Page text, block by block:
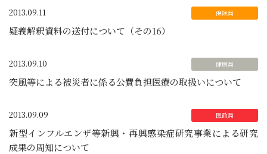
2013.09.11
疑義解釈資料の送付について（その16）
2013.09.10
突風等による被災者に係る公費負担医療の取扱いについて
2013.09.09
新型インフルエンザ等新興・再興感染症研究事業による研究
成果の周知について